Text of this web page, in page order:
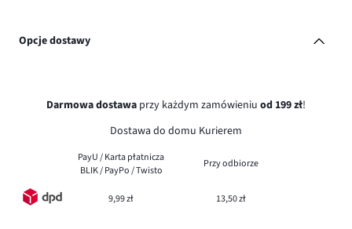
Opcje dostawy
Darmowa dostawa przy każdym zamówieniu od 199 zł!
Dostawa do domu Kurierem
PayU / Karta płatnicza
BLIK / PayPo / Twisto
Przy odbiorze
9,99 zł 13,50 zł